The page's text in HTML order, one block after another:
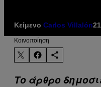
Κείμενο Carlos Villalón
Kοινοποίηση
Το άρθρο